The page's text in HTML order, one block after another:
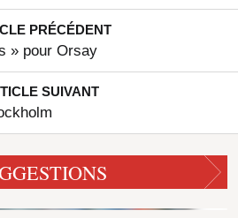
PRÉCÉDENT
» pour Orsay
SUIVANT